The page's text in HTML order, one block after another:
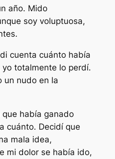
año. Mido
soy voluptuosa,
cuenta cuánto había
totalmente lo perdí.
un nudo en la
que había ganado
cuánto. Decidí que
mala idea,
mi dolor se había ido,